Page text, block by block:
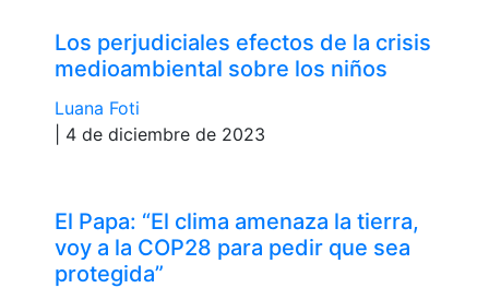
Los perjudiciales efectos de la crisis
medioambiental sobre los niños
Luana Foti
| 4 de diciembre de 2023
El Papa: “El clima amenaza la tierra,
voy a la COP28 para pedir que sea
protegida”